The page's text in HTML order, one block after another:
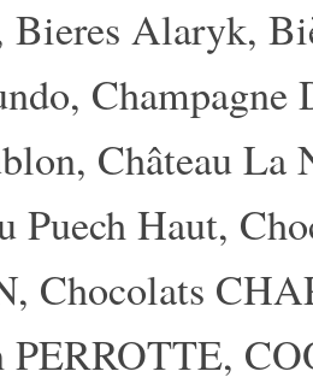
Bieres Alaryk,
, Champagne
, Château La
Puech Haut,
, Chocolats
PERROTTE,